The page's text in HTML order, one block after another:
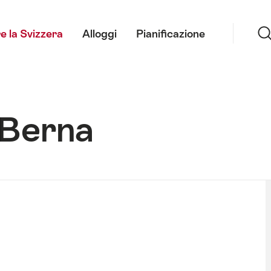
la Svizzera Alloggi Pianificazione